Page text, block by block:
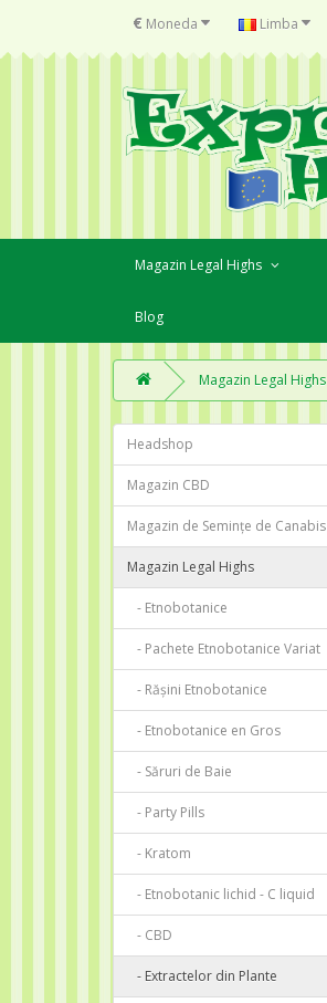
€ Moneda Limba
Magazin Legal Highs
Blog
Magazin Legal Highs
Headshop
Magazin CBD
Magazin de Semințe de Canabis
Magazin Legal Highs
- Etnobotanice
- Pachete Etnobotanice Variat
- Rășini Etnobotanice
- Etnobotanice en Gros
- Săruri de Baie
- Party Pills
- Kratom
- Etnobotanic lichid - C liquid
- CBD
- Extractelor din Plante